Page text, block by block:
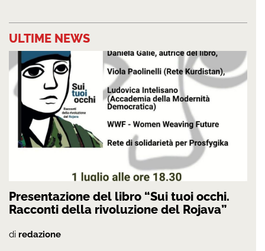
ULTIME NEWS
Presentazione del libro “Sui tuoi occhi.
Racconti della rivoluzione del Rojava”
di redazione